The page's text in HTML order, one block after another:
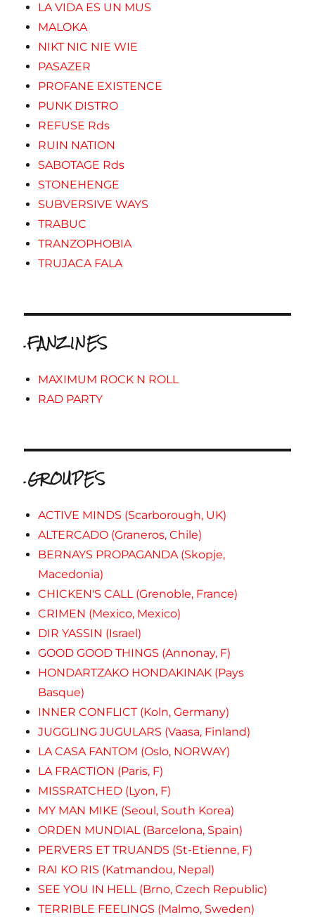
LA VIDA ES UN MUS
MALOKA
NIKT NIC NIE WIE
PASAZER
PROFANE EXISTENCE
PUNK DISTRO
REFUSE Rds
RUIN NATION
SABOTAGE Rds
STONEHENGE
SUBVERSIVE WAYS
TRABUC
TRANZOPHOBIA
TRUJACA FALA
.FANZINES
MAXIMUM ROCK N ROLL
RAD PARTY
.GROUPES
ACTIVE MINDS (Scarborough, UK)
ALTERCADO (Graneros, Chile)
BERNAYS PROPAGANDA (Skopje,
Macedonia)
CHICKEN'S CALL (Grenoble, France)
CRIMEN (Mexico, Mexico)
DIR YASSIN (Israel)
GOOD GOOD THINGS (Annonay, F)
HONDARTZAKO HONDAKINAK (Pays
Basque)
INNER CONFLICT (Koln, Germany)
JUGGLING JUGULARS (Vaasa, Finland)
LA CASA FANTOM (Oslo, NORWAY)
LA FRACTION (Paris, F)
MISSRATCHED (Lyon, F)
MY MAN MIKE (Seoul, South Korea)
ORDEN MUNDIAL (Barcelona, Spain)
PERVERS ET TRUANDS (St-Etienne, F)
RAI KO RIS (Katmandou, Nepal)
SEE YOU IN HELL (Brno, Czech Republic)
TERRIBLE FEELINGS (Malmo, Sweden)